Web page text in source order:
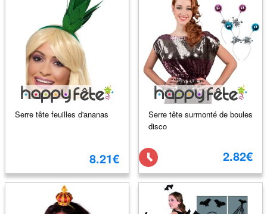
Serre tête feuilles d'ananas
8.21€
Serre tête surmonté de boules
disco
2.82€